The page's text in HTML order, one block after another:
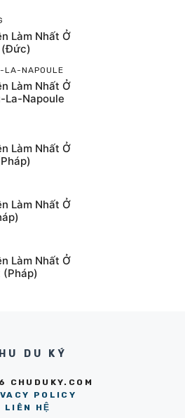
Làm Nhất Ở
(Đức)
LA-NAPOULE
Làm Nhất Ở
La-Napoule
Làm Nhất Ở
Làm Nhất Ở
Làm Nhất Ở
(Pháp)
DU KÝ
CHUDUKY.COM
POLICY
LIÊN HỆ